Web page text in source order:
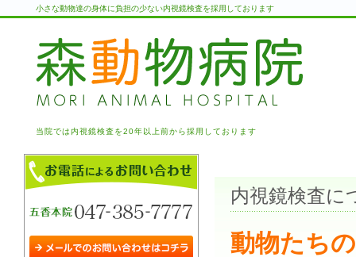
小さな動物達の身体に負担の少ない内視鏡検査を採用しております
当院では内視鏡検査を20年以上前から採用しております
内視鏡検査に
動物たち